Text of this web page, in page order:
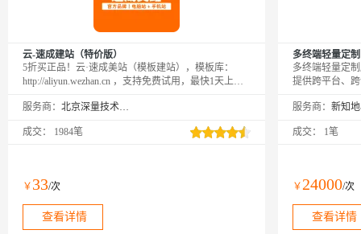
云-速成建站（特价版）
5折买正品！云·速成美站（模板建站），模板库：
http://aliyun.wezhan.cn ，支持免费试用，最快1天上
服务商：
北京深量技术有限公司
成交： 1984笔
￥ 33/次
查看详情
多终端轻量定制
多终端轻量定
提供跨平台、
碍流通和用户
视应用等多终
服务商：
成交： 1笔
￥24000/次
查看详情